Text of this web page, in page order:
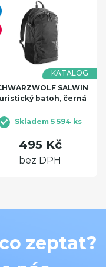
KATALOG
SALWIN
batoh, černá
Skladem 5 594 ks
495 Kč
bez DPH
zeptat?